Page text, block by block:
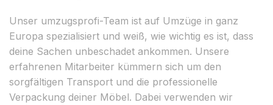
Unser umzugsprofi-Team ist auf Umzüge in ganz
Europa spezialisiert und weiß, wie wichtig es ist, dass
deine Sachen unbeschadet ankommen. Unsere
erfahrenen Mitarbeiter kümmern sich um den
sorgfältigen Transport und die professionelle
Verpackung deiner Möbel. Dabei verwenden wir